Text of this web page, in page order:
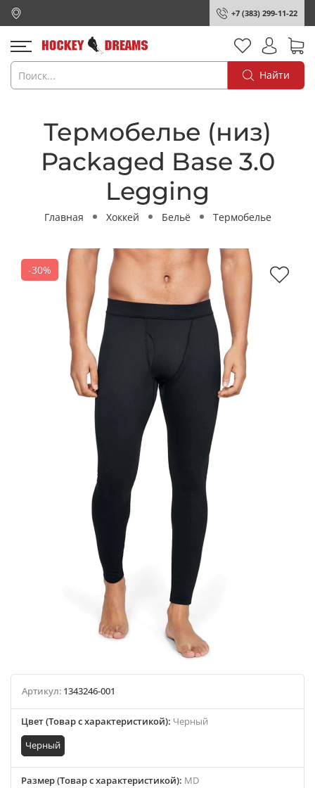
+7 (383) 299-11-22
Найти
Термобелье (низ)
Packaged Base 3.0
Legging
Главная Хоккей Бельё Термобелье
-30%
Артикул: 1343246-001
Цвет (Товар с характеристикой): Черный
Черный
Размер (Товар с характеристикой): MD